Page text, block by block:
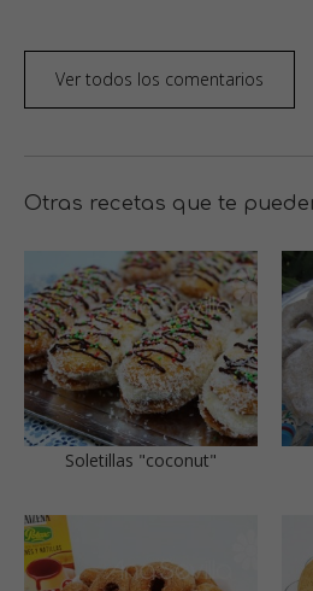
Ver todos los comentarios
Otras recetas que te
Soletillas "coconut"